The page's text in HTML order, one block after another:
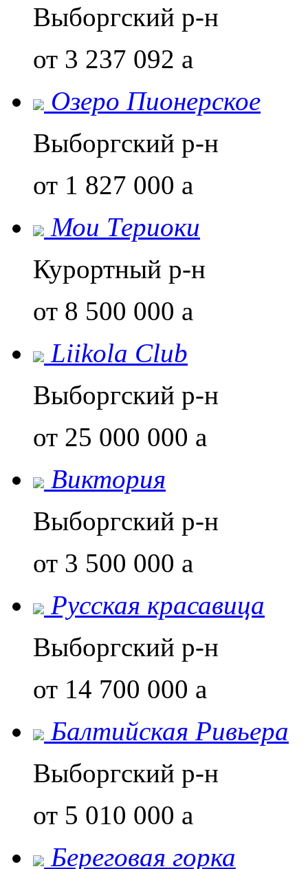
Выборгский р-н
от 3 237 092 a
Озеро Пионерское
Выборгский р-н
от 1 827 000 a
Мои Териоки
Курортный р-н
от 8 500 000 a
Liikola Club
Выборгский р-н
от 25 000 000 a
Виктория
Выборгский р-н
от 3 500 000 a
Русская красавица
Выборгский р-н
от 14 700 000 a
Балтийская Ривьера
Выборгский р-н
от 5 010 000 a
Береговая горка